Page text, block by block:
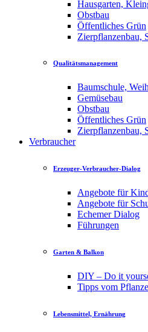
Hausgarten,
Obstbau
Öffentliches Grün
Zierpflanzenbau,
Qualitätsmanagement
Baumschule,
Gemüsebau
Obstbau
Öffentliches Grün
Zierpflanzenbau,
Verbraucher
Erzeuger-Verbraucher-Dialog
Angebote für
Angebote für
Echemer Dialog
Führungen
Garten & Balkon
DIY – Do it
Tipps vom
Lebensmittel, Ernährung